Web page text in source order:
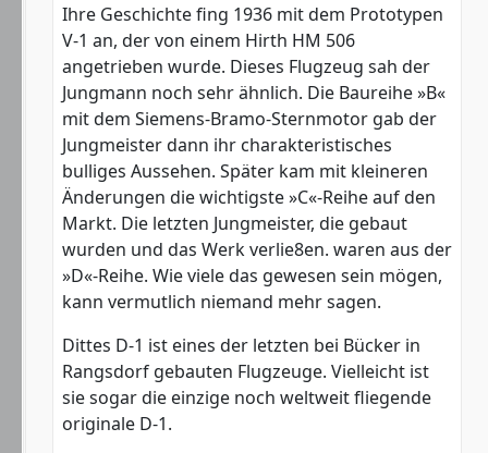
Ihre Geschichte fing 1936 mit dem Prototypen
V-1 an, der von einem Hirth HM 506
angetrieben wurde. Dieses Flugzeug sah der
Jungmann noch sehr ähnlich. Die Baureihe »B«
mit dem Siemens-Bramo-Sternmotor gab der
Jungmeister dann ihr charakteristisches
bulliges Aussehen. Später kam mit kleineren
Änderungen die wichtigste »C«-Reihe auf den
Markt. Die letzten Jungmeister, die gebaut
wurden und das Werk verlie8en. waren aus der
»D«-Reihe. Wie viele das gewesen sein mögen,
kann vermutlich niemand mehr sagen.
Dittes D-1 ist eines der letzten bei Bücker in
Rangsdorf gebauten Flugzeuge. Vielleicht ist
sie sogar die einzige noch weltweit fliegende
originale D-1.